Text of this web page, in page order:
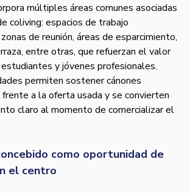
múltiples áreas comunes asociadas
coliving: espacios de trabajo
de reunión, áreas de esparcimiento,
entre otras, que refuerzan el valor
y jóvenes profesionales.
permiten sostener cánones
a la oferta usada y se convierten
claro al momento de comercializar el
como oportunidad de
el centro